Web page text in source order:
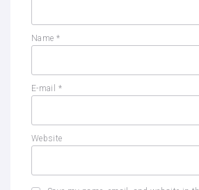
Name *
E-mail *
Website